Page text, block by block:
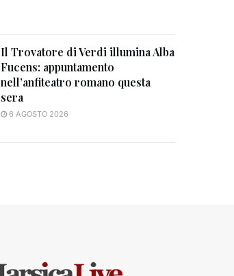
Il Trovatore di Verdi illumina Alba
Fucens: appuntamento
nell’anfiteatro romano questa
sera
6 AGOSTO 2026